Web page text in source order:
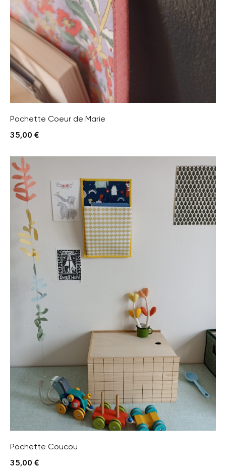
Pochette Coeur de Marie
35,00 €
Pochette Coucou
35,00 €